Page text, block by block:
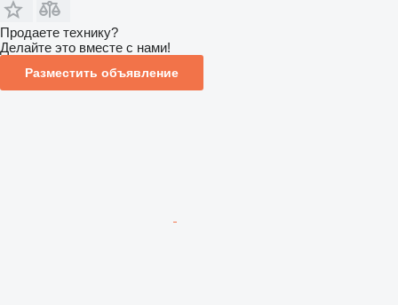
Продаете технику?
Делайте это вместе с нами!
Разместить объявление